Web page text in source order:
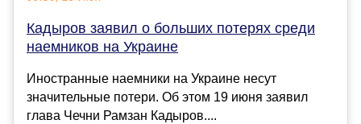
Кадыров заявил о больших потерях среди
наемников на Украине
Иностранные наемники на Украине несут
значительные потери. Об этом 19 июня заявил
глава Чечни Рамзан Кадыров....